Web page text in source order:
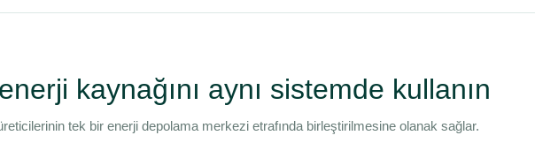
kaynağını aynı sistemde kullanın
tek bir enerji depolama merkezi etrafında birleştirilmesine olanak sağlar.